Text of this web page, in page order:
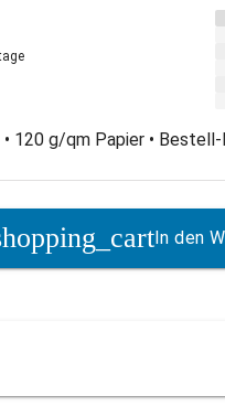
120 g/qm Papier •
In den